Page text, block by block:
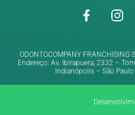
ODONTOCOMPANY
Endereço: Av. Ibirapuera, 2332 –
Indianópolis – São